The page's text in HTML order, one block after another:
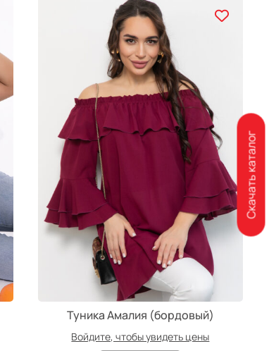
Туника Амалия (бордовый)
Войдите, чтобы увидеть цены
Скачать каталог